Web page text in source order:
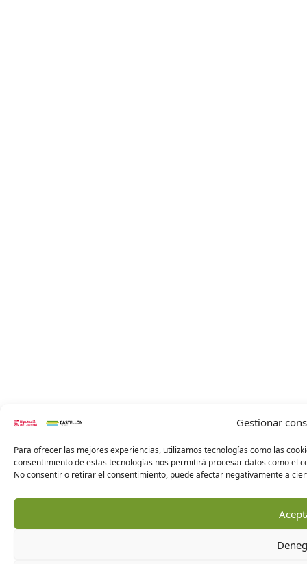
Gestionar
Para ofrecer las mejores experiencias, utilizamos tecnologías como las
consentimiento de estas tecnologías nos permitirá procesar datos como el
No consentir o retirar el consentimiento, puede afectar negativamente a